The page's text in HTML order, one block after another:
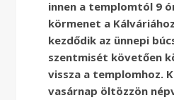
innen a templomtól 9
körmenet a
kezdődik az ünnepi
szentmisét követően
vissza a templomhoz.
vasárnap öltözzön